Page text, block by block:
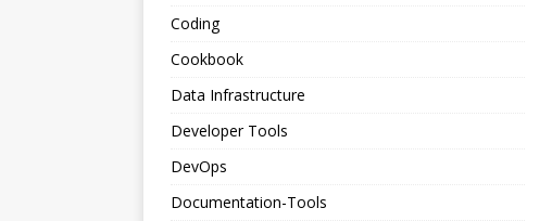
Coding
Cookbook
Data Infrastructure
Developer Tools
DevOps
Documentation-Tools